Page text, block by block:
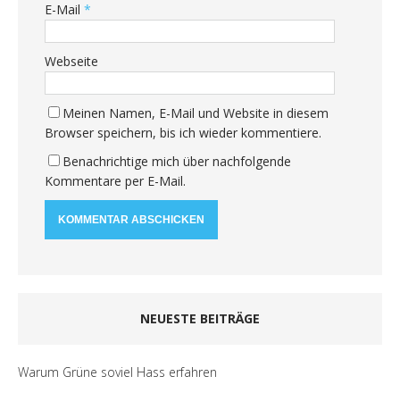
E-Mail *
Webseite
Meinen Namen, E-Mail und Website in diesem
Browser speichern, bis ich wieder kommentiere.
Benachrichtige mich über nachfolgende
Kommentare per E-Mail.
NEUESTE BEITRÄGE
Warum Grüne soviel Hass erfahren